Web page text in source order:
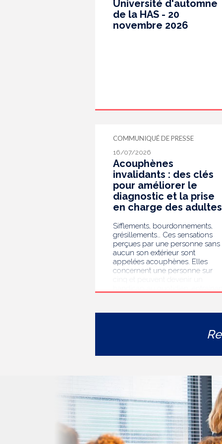
Université d'automne
de la HAS - 20
novembre 2026
COMMUNIQUÉ DE PRESSE
16/07/2026
Acouphènes
invalidants : des clés
pour améliorer le
diagnostic et la prise
en charge des adultes
Sifflements, bourdonnements,
grésillements… Ces sensations
perçues par une personne sans
aucun son extérieur sont
appelées acouphènes. Elles
concernent une personne sur
l’isolement ou de l’anxiété. Face à
thérapeutique rencontrée par les
diagnostic et l’accompagnement
des personnes présentant des
acouphènes chroniques
invalidants . Elle publie
aujourd’hui ses travaux, destinés
aux professionnels de santé [1]
impliqués dans le suivi de ces
patients.